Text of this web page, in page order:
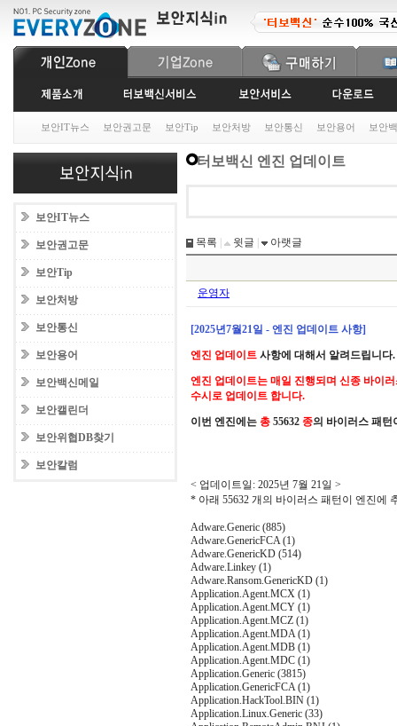
보안IT뉴스 보안권고문 보안Tip 보안처방 보안통신 보안용어 보안
보안IT뉴스
보안권고문
보안Tip
보안처방
보안통신
보안용어
보안백신메일
보안캘린더
보안위협DB찾기
보안칼럼
터보백신 엔진 업데이트
목록 윗글 아랫글
운영자
[2025년7월21일 - 엔진 업데이트 사항]
엔진 업데이트 사항에 대해서 알려드립니다.
엔진 업데이트는 매일 진행되며 신종 바이
수시로 업데이트 합니다.
이번 엔진에는 총 55632 종의 바이러스 패턴
< 업데이트일: 2025년 7월 21일 >
* 아래 55632 개의 바이러스 패턴이 엔진에
Adware.Generic (885)
Adware.GenericFCA (1)
Adware.GenericKD (514)
Adware.Linkey (1)
Adware.Ransom.GenericKD (1)
Application.Agent.MCX (1)
Application.Agent.MCY (1)
Application.Agent.MCZ (1)
Application.Agent.MDA (1)
Application.Agent.MDB (1)
Application.Agent.MDC (1)
Application.Generic (3815)
Application.GenericFCA (1)
Application.HackTool.BIN (1)
Application.Linux.Generic (33)